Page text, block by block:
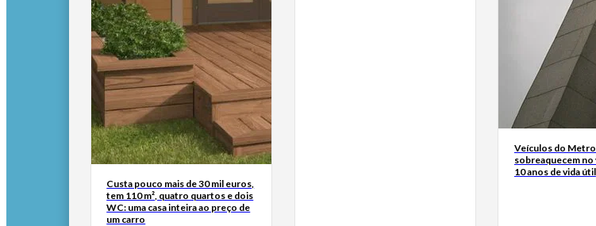
Custa pouco mais de 30 mil euros,
tem 110 m², quatro quartos e dois
WC: uma casa inteira ao preço de
um carro
Veículos do
sobreaquecem no
10 anos de vida útil